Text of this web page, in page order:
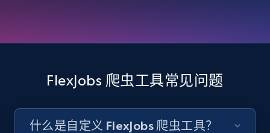
Account id, Nickname, Biography, Awg
and more.
FlexJobs 爬虫工具常见问题
什么是自定义 FlexJobs 爬虫工具？